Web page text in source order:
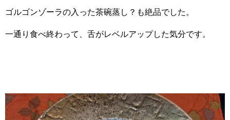
ゴルゴンゾーラの入った茶碗蒸し？も絶品でした。
一通り食べ終わって、舌がレベルアップした気分です。